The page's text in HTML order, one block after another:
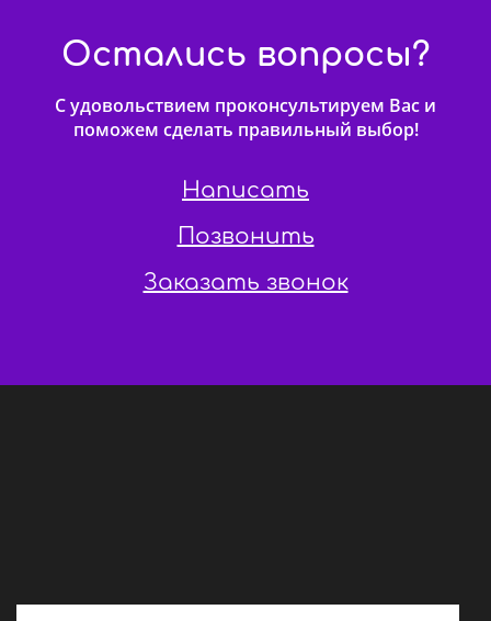
Остались вопросы?
С удовольствием проконсультируем Вас и
поможем сделать правильный выбор!
Написать
Позвонить
Заказать звонок